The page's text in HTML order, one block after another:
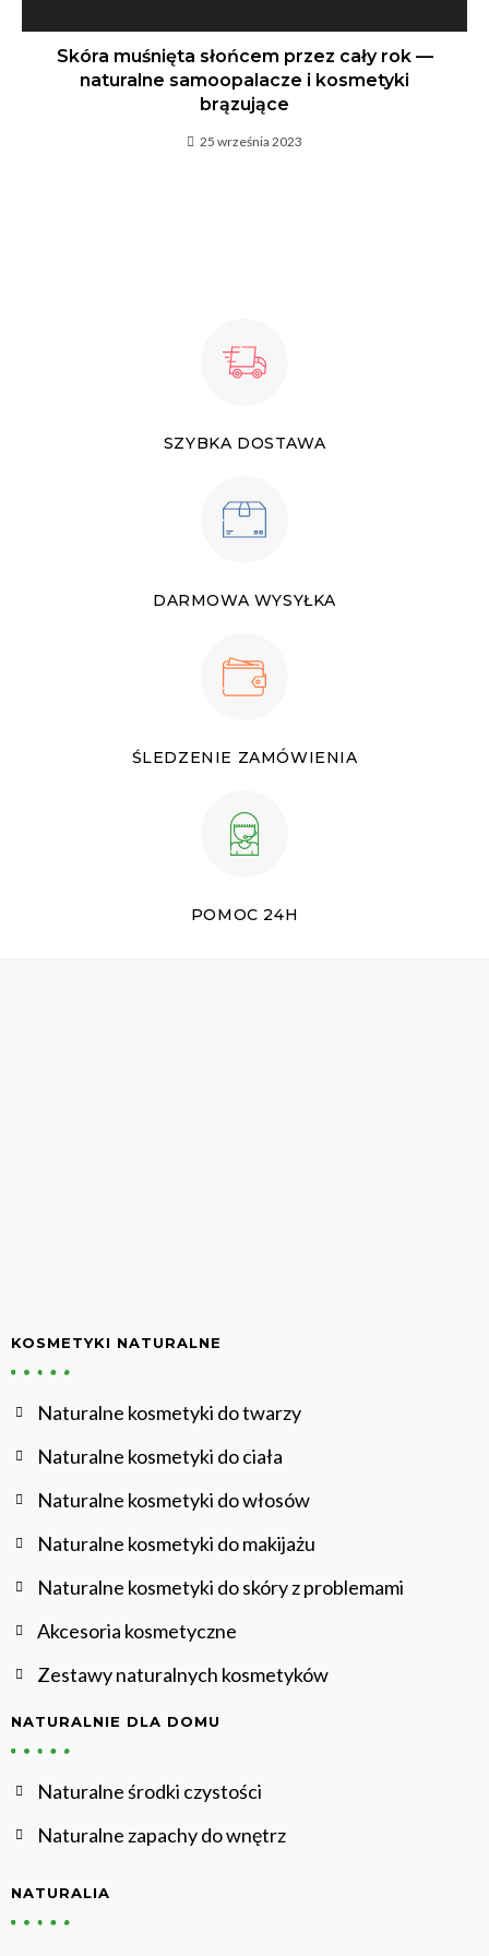
Skóra muśnięta słońcem przez cały rok —
naturalne samoopalacze i kosmetyki
brązujące
25 września 2023
SZYBKA DOSTAWA
DARMOWA WYSYŁKA
ŚLEDZENIE ZAMÓWIENIA
POMOC 24H
KOSMETYKI NATURALNE
Naturalne kosmetyki do twarzy
Naturalne kosmetyki do ciała
Naturalne kosmetyki do włosów
Naturalne kosmetyki do makijażu
Naturalne kosmetyki do skóry z problemami
Akcesoria kosmetyczne
Zestawy naturalnych kosmetyków
NATURALNIE DLA DOMU
Naturalne środki czystości
Naturalne zapachy do wnętrz
NATURALIA